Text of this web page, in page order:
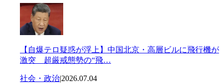
【自爆テロ疑惑が浮上】中国北京・高層ビルに飛行機が
激突 超厳戒態勢の“飛…
社会・政治|2026.07.04